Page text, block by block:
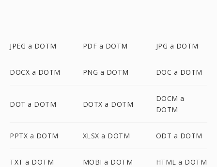
JPEG a DOTM PDF a DOTM JPG a DOTM
DOCX a DOTM PNG a DOTM DOC a DOTM
DOT a DOTM DOTX a DOTM
DOCM a
DOTM
PPTX a DOTM XLSX a DOTM ODT a DOTM
TXT a DOTM MOBI a DOTM HTML a DOTM